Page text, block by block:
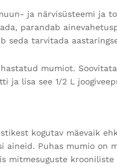
ja närvisüsteemi ja
parandab
seda tarvitada
mumiot.
ja lisa see 1/2 L
kogutav mäevaik
aineid. Puhas mumio
mitmesuguste krooniliste